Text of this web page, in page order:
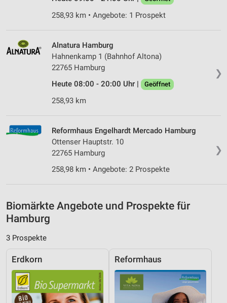
258,93 km • Angebote: 1 Prospekt
❯
Alnatura Hamburg
Hahnenkamp 1 (Bahnhof Altona)
22765 Hamburg
Heute 08:00 - 20:00 Uhr |
Geöffnet
258,93 km
❯
Reformhaus Engelhardt Mercado Hamburg
Ottenser Hauptstr. 10
22765 Hamburg
258,98 km • Angebote: 2 Prospekte
Biomärkte Angebote und Prospekte für
Hamburg
3 Prospekte
Erdkorn Reformhaus
Erstellung von Profilen zur Personalisierung
von Inhalten
personalisierter Inhalte
Messung der Werbeleistung
Messung der Performance von Inhalten
Analyse von Zielgruppen durch Statistiken oder
Entwicklung und Verbesserung der Angebote
Verwendung reduzierter Daten zur Auswahl von
Verwendung genauer Standortdaten
Geräte anhand von aktiv angeforderten
Informationen identifizieren
Performance